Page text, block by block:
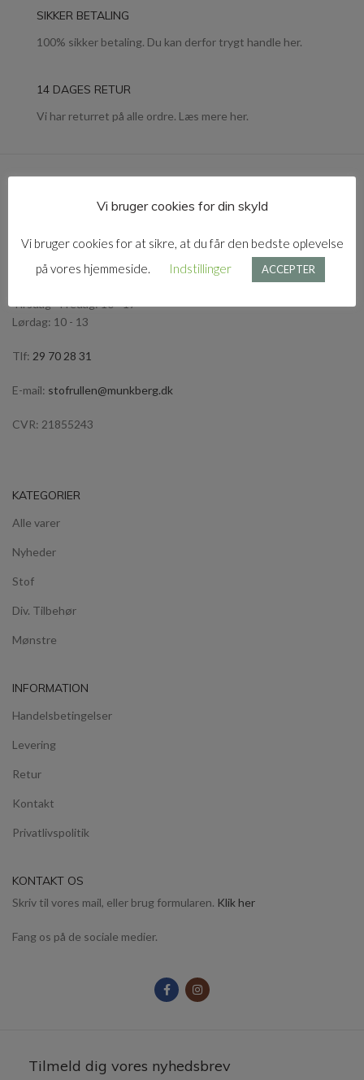
SIKKER BETALING
100% sikker betaling. Du kan derfor trygt handle her.
14 DAGES RETUR
Vi har returret på alle ordre. Læs mere her.
Jernbanegade 7, st. tv., 3300 Frederikssværk
Åbningstider:
Tirsdag - Fredag: 10 - 17
Lørdag: 10 - 13
Tlf: 29 70 28 31
E-mail: stofrullen@munkberg.dk
CVR: 21855243
KATEGORIER
Alle varer
Nyheder
Stof
Div. Tilbehør
Mønstre
INFORMATION
Handelsbetingelser
Levering
Retur
Kontakt
Privatlivspolitik
KONTAKT OS
Skriv til vores mail, eller brug formularen. Klik her
Fang os på de sociale medier.
Tilmeld dig vores nyhedsbrev
Vi bruger cookies for din skyld
Vi bruger cookies for at sikre, at du får den bedste oplevelse
på vores hjemmeside.
Indstillinger ACCEPTER